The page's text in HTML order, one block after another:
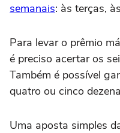
semanais: às terças,
Para levar o prêmio
é preciso acertar os
Também é possível
quatro ou cinco
Uma aposta simples